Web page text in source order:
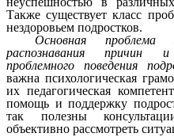
Также существует класс
нездоровьем подростков.
Основная проблема
распознавания причин и
проблемного поведения
важна психологическая
их педагогическая
помощь и поддержку
так полезны
объективно рассмотреть